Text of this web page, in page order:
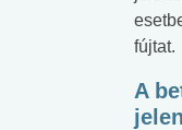
fújtat.
A